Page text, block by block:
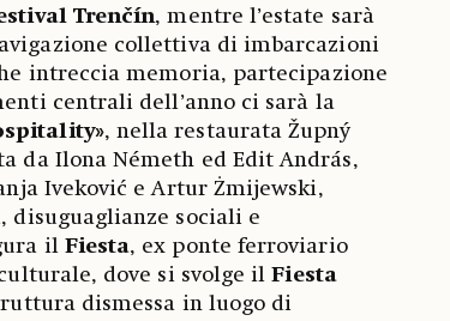
Trenčín, mentre l’estate sarà
collettiva di imbarcazioni
intreccia memoria, partecipazione
centrali dell’anno ci sarà la
, nella restaurata Župný
da Ilona Németh ed Edit András,
Iveković e Artur Żmijewski,
sociali e
il Fiesta, ex ponte ferroviario
dove si svolge ilFiesta
dismessa in luogo di